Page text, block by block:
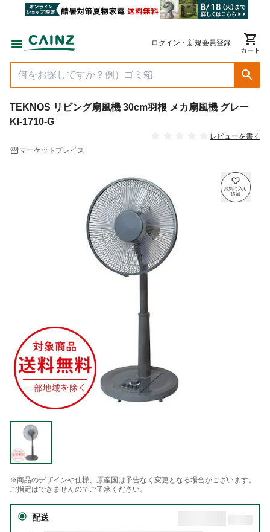
ログイン・新規会員登録
カート
TEKNOS リビング扇風機 30cm羽根 メカ扇風機 グレー
KI-1710-G
レビューを書く
マーケットプレイス
※商品のデザインや仕様、原産国は予告なく変更となる場合がございます。
ご指定はできませんのでご了承ください。
配送